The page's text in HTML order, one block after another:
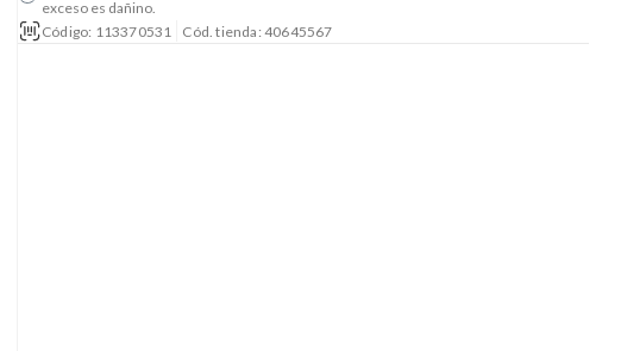
exceso es dañino.
Código: 113370531
Cód. tienda: 40645567